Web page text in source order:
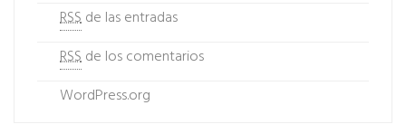
RSSde las entradas
RSSde los comentarios
WordPress.org